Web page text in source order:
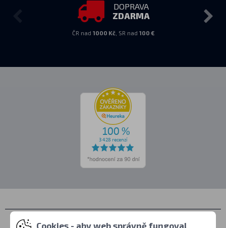
DOPRAVA
ZDARMA
ČR nad 1000 Kč, SR nad 100 €
KontaktyCookies - aby web správně fungoval